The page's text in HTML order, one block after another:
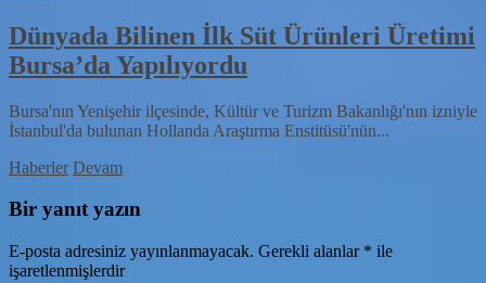
Dünyada Bilinen İlk Süt Ürünleri Üretimi
Bursa’da Yapılıyordu
Bursa'nın Yenişehir ilçesinde, Kültür ve Turizm Bakanlığı'nın izniyle
İstanbul'da bulunan Hollanda Araştırma Enstitüsü'nün...
Haberler Devam
Bir yanıt yazın
E-posta adresiniz yayınlanmayacak. Gerekli alanlar * ile
işaretlenmişlerdir